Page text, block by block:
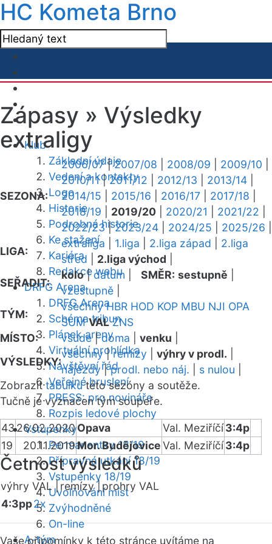
HC Kometa Brno
Klub
Základní údaje
Vedení a kontakty
Logo
Historie
Podrobná historie
Ke stažení
Kariéra
Redakce webu
DRFG Arena
DRFG Arena
Schéma tribun
Plánek areny
Virtuální prohlídka
Návštěvní řád
Veřejné bruslení
PRESS: pro novináře
Rozpis ledové plochy
Vstupenky
Permanentky 18/19
Přípravná utkání 18/19
Vstupenky 18/19
Uvolňování míst
Zvýhodněné
On-line
A-tým
Zápasy » Výsledky
extraligy
SEZONA:
2006/07|2007/08 2008/09 2009/10
2010/11|2011/12 2012/13 2013/14
2014/15
2015/16 2016/17 2017/18
2018/19
2019/20 2020/21 2021/22
2022/23|2023/24 2024/25 2025/26
LIGA:
extraliga 1.liga 2.liga západ
2.liga
střed
2.liga východ
SEŘADIT:
kolo|datum SMĚR: sestupně
vzestupně
TÝM:
všechny HBR HOD KOP MBU NJI OPA
SUM VAL ZNS
MÍSTO:
všude|doma venku
VÝSLEDKY:
všechny|remízy výhry v prodl.
nájezdy|prodl. nebo náj. s nulou
Zobrazittabulkutéto sezóny a soutěže.
Tučně je vyznačen tým soupeře.
4326.02.2020Opava Val. Meziříčí3:4p
19
20.11.2019Mor. BudějoviceVal. Meziříčí3:4p
Četnost výsledků
výhry VAL | remízy | prohry VAL
4:3pp2x
Vaše připomínky k této stránce uvítáme na